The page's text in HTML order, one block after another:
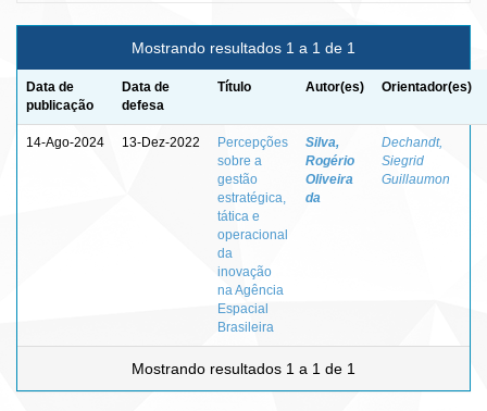
Mostrando resultados 1 a 1 de 1
Data de
publicação
Data de
defesa
Título Autor(es) Orientador(es)
14-Ago-2024 13-Dez-2022
Percepções
sobre a
gestão
estratégica,
tática e
operacional
da
inovação
na Agência
Espacial
Brasileira
Silva,
Rogério
Oliveira
da
Dechandt,
Siegrid
Guillaumon
Mostrando resultados 1 a 1 de 1